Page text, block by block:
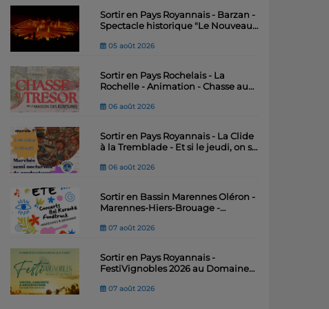
Sortir en Pays Royannais - Barzan -
Spectacle historique "Le Nouveau
05 août 2026
Sortir en Pays Rochelais - La
Rochelle - Animation - Chasse au
06 août 2026
Sortir en Pays Royannais - La Clide
à la Tremblade - Et si le jeudi, on se
06 août 2026
Sortir en Bassin Marennes Oléron -
Marennes-Hiers-Brouage -
musicales pour animer l’été .
07 août 2026
Sortir en Pays Royannais -
FestiVignobles 2026 au Domaine
Voyage
07 août 2026